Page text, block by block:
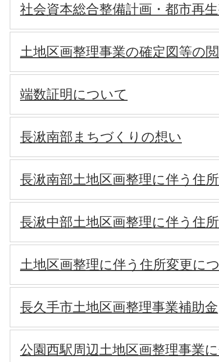
社会資本総合整備計画・都市再
土地区画整理事業の確定図等の
端数証明について
長湫南部まちづくりの想い
長湫南部土地区画整理に伴う住
長湫中部土地区画整理に伴う住
土地区画整理に伴う住所変更に
長久手市土地区画整理事業補助金
公園西駅周辺土地区画整理事業